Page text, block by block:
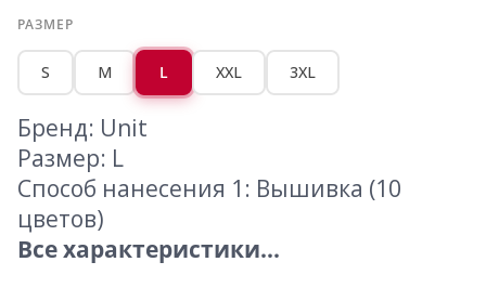
РАЗМЕР
S M L XXL 3XL
Бренд: Unit
Размер: L
Способ нанесения 1: Вышивка (10
цветов)
Все характеристики...